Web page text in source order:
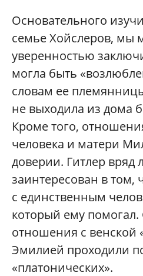
Основательного
семье Хойслеров, мы
уверенностью
могла быть
словам ее
не выходила из дома
Кроме того,
человека и матери
доверии. Гитлер вряд
заинтересован в том,
с единственным
который ему помогал.
отношения с венской
Эмилией проходили
«платонических».